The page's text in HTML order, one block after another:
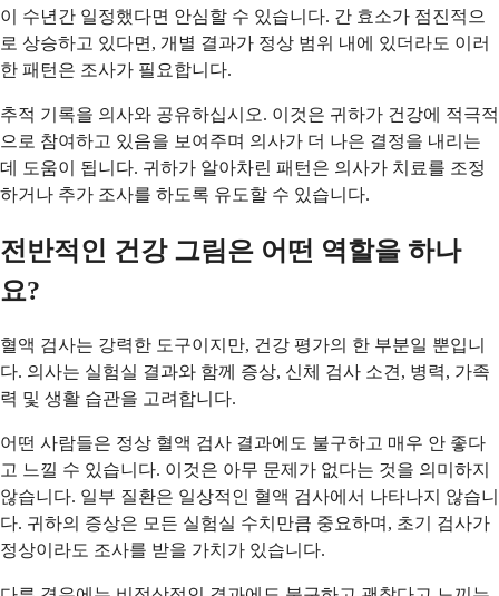
이 수년간 일정했다면 안심할 수 있습니다. 간 효소가 점진적으
로 상승하고 있다면, 개별 결과가 정상 범위 내에 있더라도 이러
한 패턴은 조사가 필요합니다.
추적 기록을 의사와 공유하십시오. 이것은 귀하가 건강에 적극적
으로 참여하고 있음을 보여주며 의사가 더 나은 결정을 내리는
데 도움이 됩니다. 귀하가 알아차린 패턴은 의사가 치료를 조정
하거나 추가 조사를 하도록 유도할 수 있습니다.
전반적인 건강 그림은 어떤 역할을 하나
요?
혈액 검사는 강력한 도구이지만, 건강 평가의 한 부분일 뿐입니
다. 의사는 실험실 결과와 함께 증상, 신체 검사 소견, 병력, 가족
력 및 생활 습관을 고려합니다.
어떤 사람들은 정상 혈액 검사 결과에도 불구하고 매우 안 좋다
고 느낄 수 있습니다. 이것은 아무 문제가 없다는 것을 의미하지
않습니다. 일부 질환은 일상적인 혈액 검사에서 나타나지 않습니
다. 귀하의 증상은 모든 실험실 수치만큼 중요하며, 초기 검사가
정상이라도 조사를 받을 가치가 있습니다.